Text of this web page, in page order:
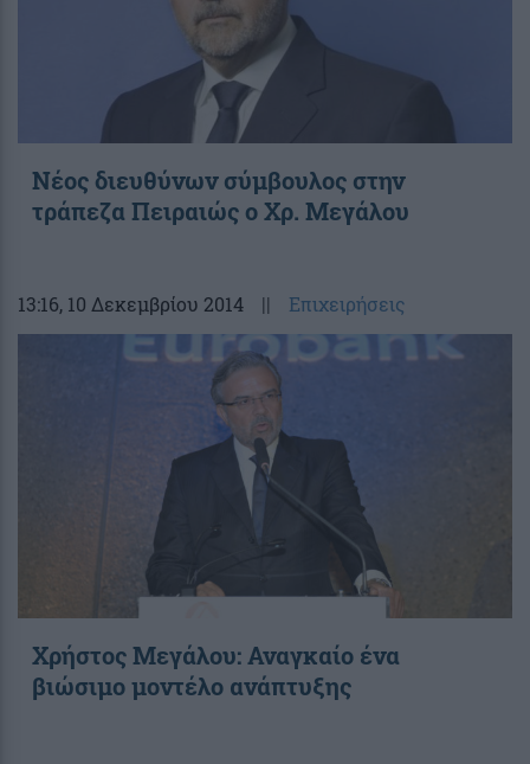
Νέος διευθύνων σύμβουλος στην
τράπεζα Πειραιώς ο Χρ. Μεγάλου
13:16, 10 Δεκεμβρίου 2014 || Επιχειρήσεις
Χρήστος Μεγάλου: Αναγκαίο ένα
βιώσιμο μοντέλο ανάπτυξης